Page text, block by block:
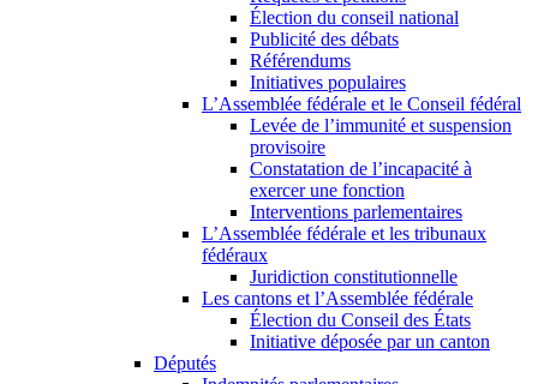
Élection du conseil national
Publicité des débats
Référendums
Initiatives populaires
L’Assemblée fédérale et le Conseil fédéral
Levée de l’immunité et suspension
provisoire
Constatation de l’incapacité à
exercer une fonction
Interventions parlementaires
L’Assemblée fédérale et les tribunaux
fédéraux
Juridiction constitutionnelle
Les cantons et l’Assemblée fédérale
Élection du Conseil des États
Initiative déposée par un canton
Députés